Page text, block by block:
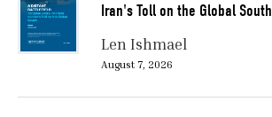
Iran's Toll on the Global South
Len Ishmael
August 7, 2026